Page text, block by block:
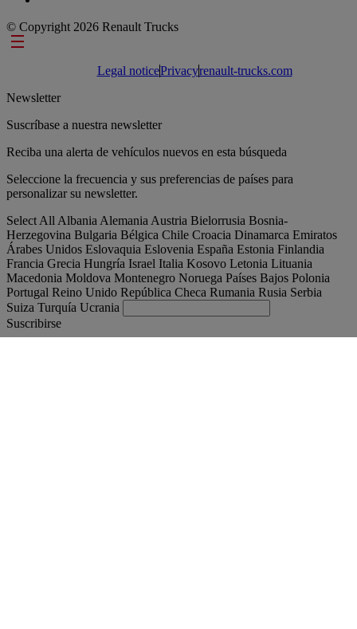
© Copyright 2026 Renault Trucks
Footer links
Legal noticePrivacyrenault-trucks.com
Newsletter
Suscríbase a nuestra newsletter
Reciba una alerta de vehículos nuevos en esta búsqueda
Seleccione la frecuencia y sus preferencias de países para
personalizar su newsletter.
Select All Albania Alemania Austria Bielorrusia Bosnia-
Herzegovina Bulgaria Bélgica Chile Croacia Dinamarca Emiratos
Árabes Unidos Eslovaquia Eslovenia España Estonia Finlandia
Francia Grecia Hungría Israel Italia Kosovo Letonia Lituania
Macedonia Moldova Montenegro Noruega Países Bajos Polonia
Portugal Reino Unido República Checa Rumania Rusia Serbia
Suiza Turquía Ucrania
Suscribirse